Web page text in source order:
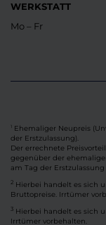
WERKSTATT
Mo – Fr
Ehemaliger Neupreis
der Erstzulassung).
Der errechnete
gegenüber der
am Tag der Erstzulassung
2 Hierbei handelt es sich
Bruttopreise. Irrtümer
3 Hierbei handelt es sich
Irrtümer vorbehalten.